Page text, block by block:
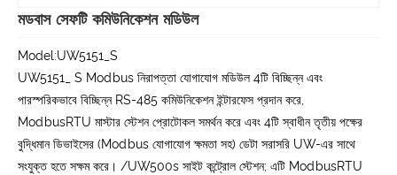
মডবাস সেফটি কমিউনিকেশন মডিউল
Model:UW5151_S
UW5151_ S Modbus নিরাপত্তা যোগাযোগ মডিউল 4টি বিচ্ছিন্ন এবং
পারস্পরিকভাবে বিচ্ছিন্ন RS-485 কমিউনিকেশন ইন্টারফেস প্রদান করে,
ModbusRTU মাস্টার স্টেশন প্রোটোকল সমর্থন করে এবং 4টি স্বাধীন তৃতীয় পক্ষের
বুদ্ধিমান ডিভাইসের (Modbus যোগাযোগ ক্ষমতা সহ) ডেটা সরাসরি UW-এর সাথে
সংযুক্ত হতে সক্ষম করে। /UW500s সাইট কন্ট্রোল স্টেশন; এটি ModbusRTU